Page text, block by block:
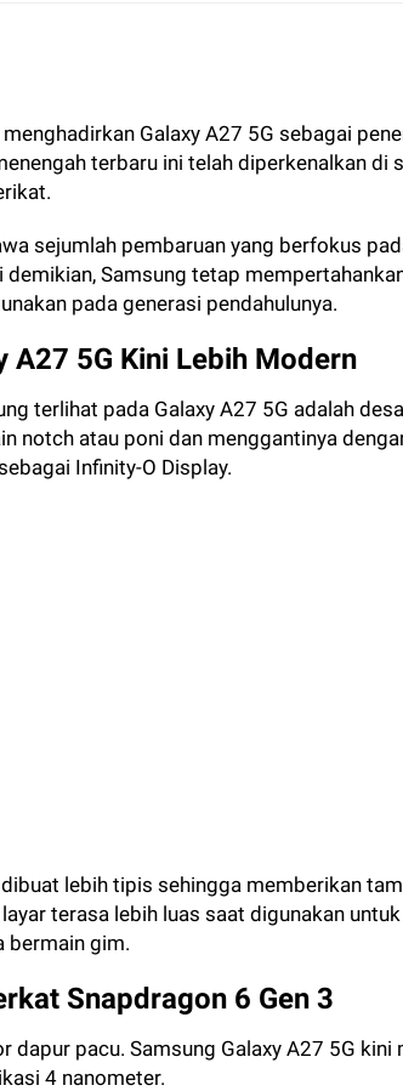
Galaxy A27 5G sebagai
terbaru ini telah diperkenalkan di
sejumlah pembaruan yang berfokus
Samsung tetap
pada generasi pendahulunya.
A27 5G Kini Lebih Modern
terlihat pada Galaxy A27 5G adalah
notch atau poni dan menggantinya
Infinity-O Display.
lebih tipis sehingga memberikan
terasa lebih luas saat digunakan
bermain gim.
Snapdragon 6 Gen 3
dapur pacu. Samsung Galaxy A27 5G kini
4 nanometer.